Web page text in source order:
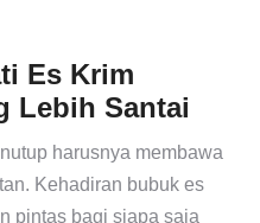
Es Krim
Lebih Santai
harusnya membawa
Kehadiran bubuk es
pintas bagi siapa saja